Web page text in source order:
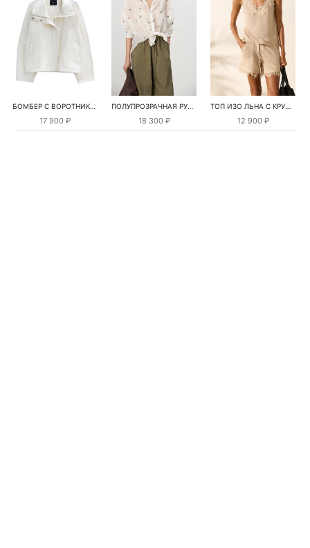
БОМБЕР С ВОРОТНИКОМ-СТОЙКОЙ
17 900 ₽
ПОЛУПРОЗРАЧНАЯ РУБАШКА С РОМАШКАМИ
18 300 ₽
ТОП ИЗО ЛЬНА С КРУЖЕВОМ
12 900 ₽